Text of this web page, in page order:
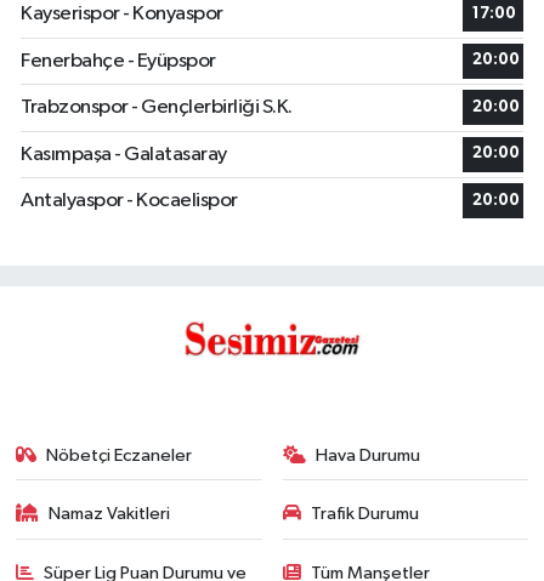
Kayserispor - Konyaspor
17:00
Fenerbahçe - Eyüpspor 20:00
Trabzonspor - Gençlerbirliği S.K. 20:00
Kasımpaşa - Galatasaray 20:00
Antalyaspor - Kocaelispor 20:00
Nöbetçi Eczaneler Hava Durumu
Namaz Vakitleri Trafik Durumu
Süper Lig Puan Durumu ve Tüm Manşetler